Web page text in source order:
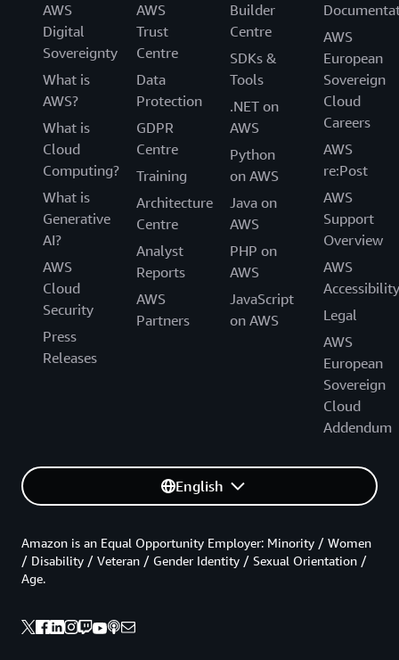
AWS
Digital
Sovereignty
What is
AWS?
What is
Cloud
Computing?
What is
Generative
AI?
AWS
Cloud
Security
Press
Releases
AWS
Trust
Centre
Data
Protection
GDPR
Centre
Training
Architecture
Centre
Analyst
Reports
AWS
Partners
Builder
Centre
SDKs &
Tools
.NET on
AWS
Python
on AWS
Java on
AWS
PHP on
AWS
JavaScript
on AWS
AWS
European
Sovereign
Cloud
Careers
AWS
re:Post
AWS
Support
Overview
AWS
Accessibility
Legal
AWS
European
Sovereign
Cloud
Addendum
English
Amazon is an Equal Opportunity Employer: Minority / Women
/ Disability / Veteran / Gender Identity / Sexual Orientation /
Age.